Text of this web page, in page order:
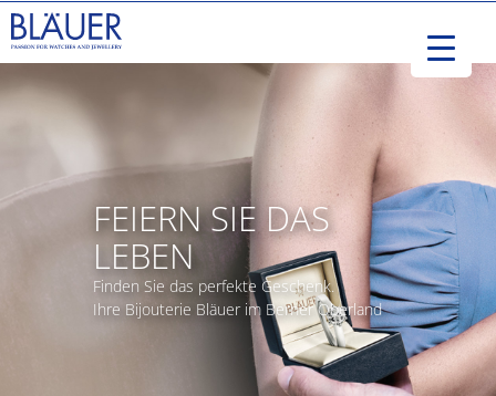
FEIERN SIE DAS
LEBEN
Finden Sie das perfekte Geschenk.
Ihre Bijouterie Bläuer im Berner Oberland